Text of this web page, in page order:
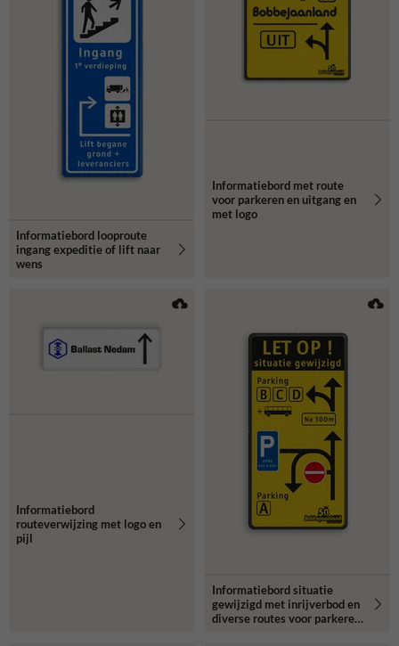
Informatiebord looproute
ingang expeditie of lift naar
wens
Informatiebord met route
voor parkeren en uitgang en
met logo
Informatiebord
routeverwijzing met logo en
pijl
Informatiebord situatie
gewijzigd met inrijverbod en
diverse routes voor parkeren